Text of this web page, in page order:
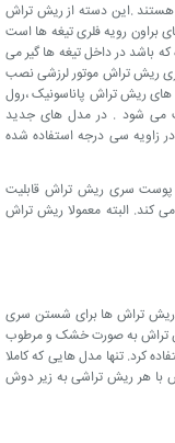
هستند .این دسته از ریش تراش
براون رویه فلری تیغه ها است
باشد در داخل تیغه ها گیر می
ریش تراش موتور لرزشی نصب
ریش تراش پاناسونیک ،رول
می شود . در مدل های جدید
در زاویه سی درجه استفاده شده
پوست سری ریش تراش قابلیت
کند. البته معمولا ریش تراش
تراش ها برای شستن سری
تراش به صورت خشک و مرطوب
کرد. تنها مدل هایی که کاملا
با هر ریش تراشی به زیر دوش